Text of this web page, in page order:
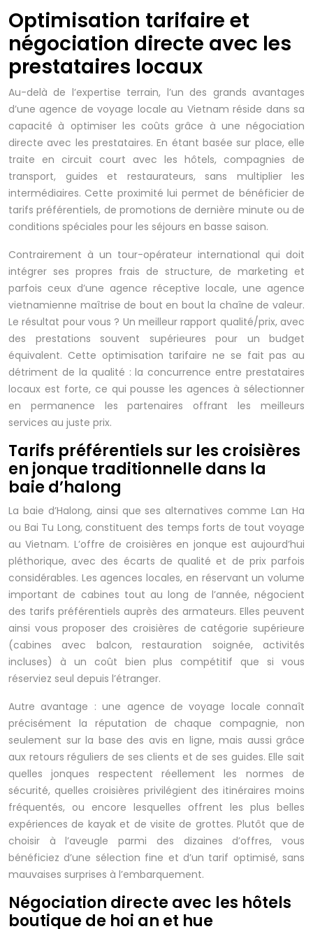
Optimisation tarifaire et
négociation directe avec les
prestataires locaux
Au-delà de l’expertise terrain, l’un des grands avantages
d’une agence de voyage locale au Vietnam réside dans sa
capacité à optimiser les coûts grâce à une négociation
directe avec les prestataires. En étant basée sur place, elle
traite en circuit court avec les hôtels, compagnies de
transport, guides et restaurateurs, sans multiplier les
intermédiaires. Cette proximité lui permet de bénéficier de
tarifs préférentiels, de promotions de dernière minute ou de
conditions spéciales pour les séjours en basse saison.
Contrairement à un tour-opérateur international qui doit
intégrer ses propres frais de structure, de marketing et
parfois ceux d’une agence réceptive locale, une agence
vietnamienne maîtrise de bout en bout la chaîne de valeur.
Le résultat pour vous ? Un meilleur rapport qualité/prix, avec
des prestations souvent supérieures pour un budget
équivalent. Cette optimisation tarifaire ne se fait pas au
détriment de la qualité : la concurrence entre prestataires
locaux est forte, ce qui pousse les agences à sélectionner
en permanence les partenaires offrant les meilleurs
services au juste prix.
Tarifs préférentiels sur les croisières
en jonque traditionnelle dans la
baie d’halong
La baie d’Halong, ainsi que ses alternatives comme Lan Ha
ou Bai Tu Long, constituent des temps forts de tout voyage
au Vietnam. L’offre de croisières en jonque est aujourd’hui
pléthorique, avec des écarts de qualité et de prix parfois
considérables. Les agences locales, en réservant un volume
important de cabines tout au long de l’année, négocient
des tarifs préférentiels auprès des armateurs. Elles peuvent
ainsi vous proposer des croisières de catégorie supérieure
(cabines avec balcon, restauration soignée, activités
incluses) à un coût bien plus compétitif que si vous
réserviez seul depuis l’étranger.
Autre avantage : une agence de voyage locale connaît
précisément la réputation de chaque compagnie, non
seulement sur la base des avis en ligne, mais aussi grâce
aux retours réguliers de ses clients et de ses guides. Elle sait
quelles jonques respectent réellement les normes de
sécurité, quelles croisières privilégient des itinéraires moins
fréquentés, ou encore lesquelles offrent les plus belles
expériences de kayak et de visite de grottes. Plutôt que de
choisir à l’aveugle parmi des dizaines d’offres, vous
bénéficiez d’une sélection fine et d’un tarif optimisé, sans
mauvaises surprises à l’embarquement.
Négociation directe avec les hôtels
boutique de hoi an et hue